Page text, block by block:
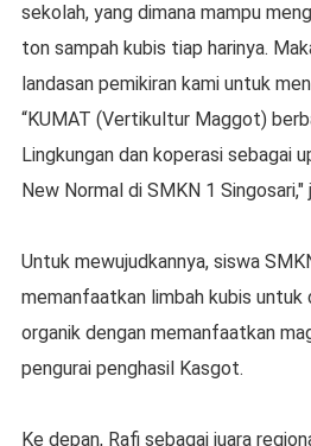
sekolah, yang dimana mampu
ton sampah kubis tiap harinya.
landasan pemikiran kami untuk
“KUMAT (Vertikultur Maggot)
Lingkungan dan koperasi sebagai
New Normal di SMKN 1 Singosari,"
Untuk mewujudkannya, siswa
memanfaatkan limbah kubis untuk
organik dengan memanfaatkan
pengurai penghasil Kasgot.
Ke depan, Rafi sebagai juara